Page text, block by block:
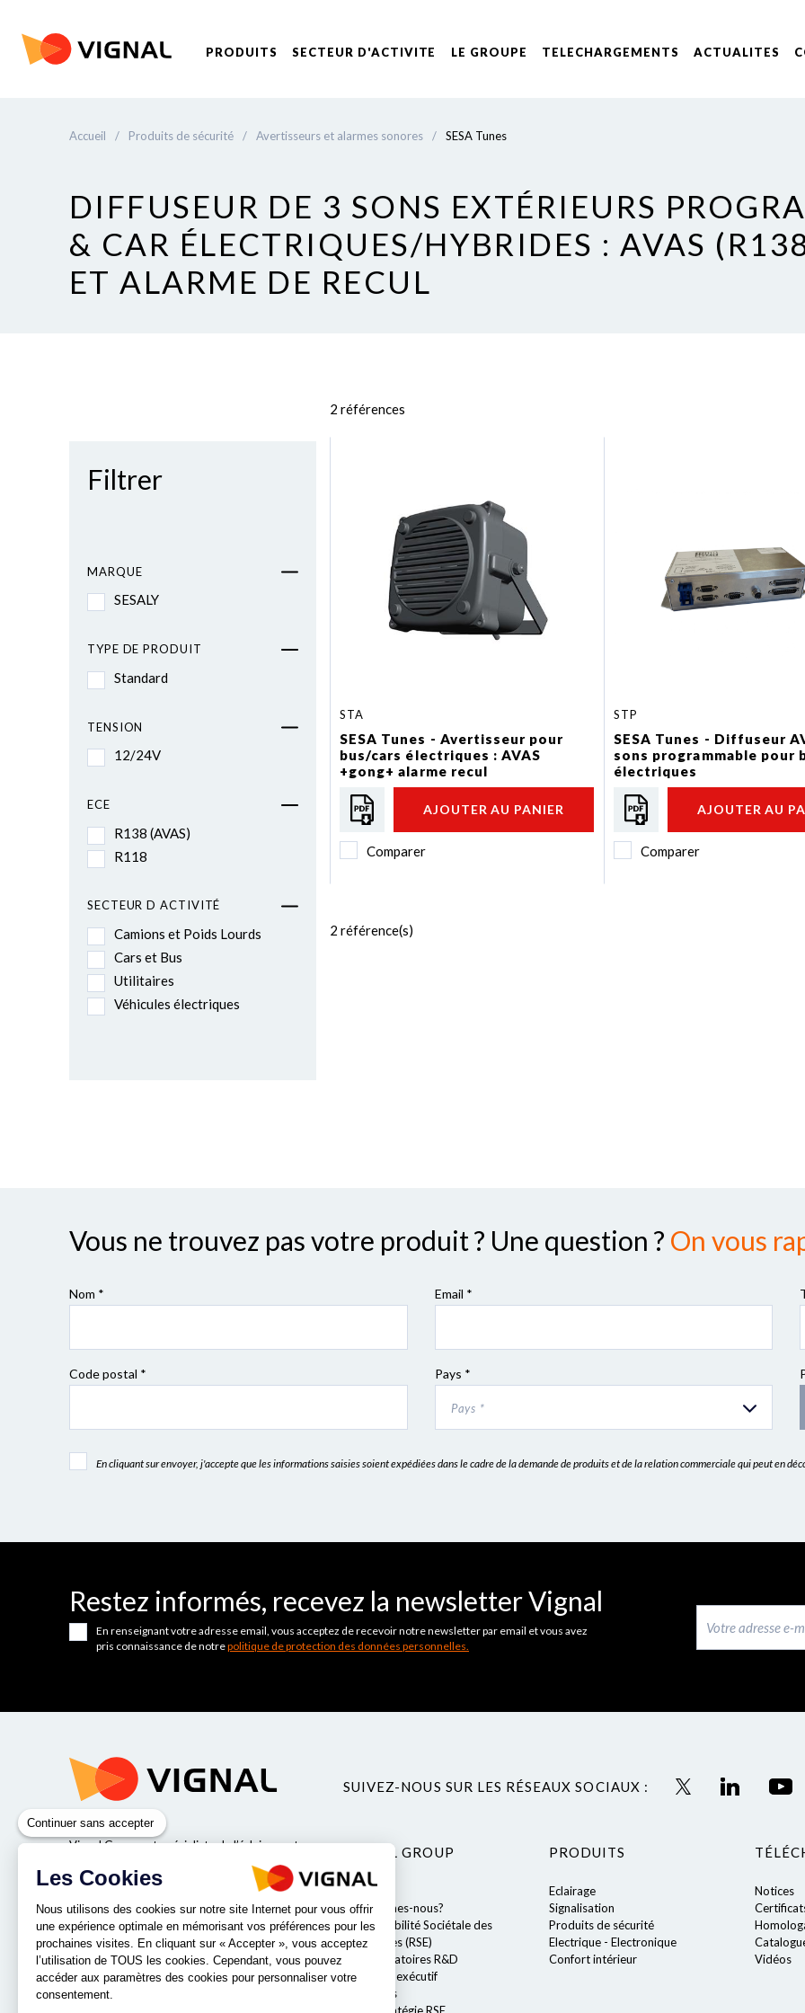
PRODUITS SECTEUR D'ACTIVITE LE GROUPE TELECHARGEMENTS ACTUALITES
Accueil / Produits de sécurité / Avertisseurs et alarmes sonores / SESA Tunes
DIFFUSEUR DE 3 SONS EXTÉRIEURS
& CAR ÉLECTRIQUES/HYBRIDES : AVAS
ET ALARME DE RECUL
Filtrer
MARQUE
SESALY
TYPE DE PRODUIT
Standard
TENSION
12/24V
ECE
R138 (AVAS)
R118
SECTEUR D ACTIVITÉ
Camions et Poids Lourds
Cars et Bus
Utilitaires
Véhicules électriques
2 références
STA
SESA Tunes - Avertisseur pour
bus/cars électriques : AVAS
+gong+ alarme recul
AJOUTER AU PANIER
Comparer
STP
SESA Tunes - Diffuseur
sons programmable pour
électriques
AJOUTER AU
Comparer
2 référence(s)
Vous ne trouvez pas votre produit ? Une question ? On vous
Nom * Email *
Code postal * Pays *
Pays *
En cliquant sur envoyer, j'accepte que les informations saisies soient expédiées dans le cadre de la demande de produits et de la relation commerciale qui peut en
Restez informés, recevez la newsletter Vignal
En renseignant votre adresse email, vous acceptez de recevoir notre newsletter par email et vous avez
pris connaissance de notrepolitique de protection des données personnelles.
Vignal Group est spécialiste de l’éclairage et
de la sécurité pour véhicules industriels.
NOS IMPLANTATIONS
SUIVEZ-NOUS SUR LES RÉSEAUX SOCIAUX :
VIGNAL GROUP
Valeurs
Qui sommes-nous?
Responsabilité Sociétale des
Entreprises (RSE)
Nos laboratoires R&D
Le comité exécutif
Nos offres
PRODUITS
Eclairage
Signalisation
Produits de sécurité
Electrique - Electronique
Confort intérieur
Notices
Vidéos
Continuer sans accepter
Les Cookies
Nous utilisons des cookies sur notre site Internet pour vous offrir
une expérience optimale en mémorisant vos préférences pour les
prochaines visites. En cliquant sur « Accepter », vous acceptez
l’utilisation de TOUS les cookies. Cependant, vous pouvez
accéder aux paramètres des cookies pour personnaliser votre
consentement.